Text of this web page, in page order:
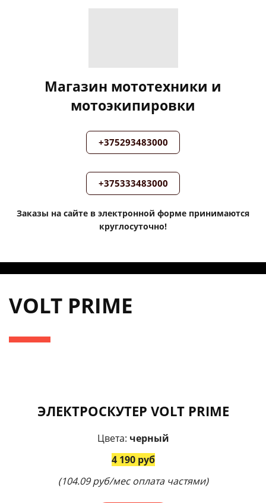
Магазин мототехники и
мотоэкипировки
+375293483000
+375333483000
Заказы на сайте в электронной форме принимаются
круглосуточно!
VOLT PRIME
ЭЛЕКТРОСКУТЕР VOLT PRIME
Цвета: черный
4 190 руб
(104.09 руб/мес оплата частями)